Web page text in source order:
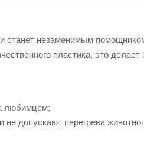
станет незаменимым
пластика, это
любимцем;
не допускают перегрева